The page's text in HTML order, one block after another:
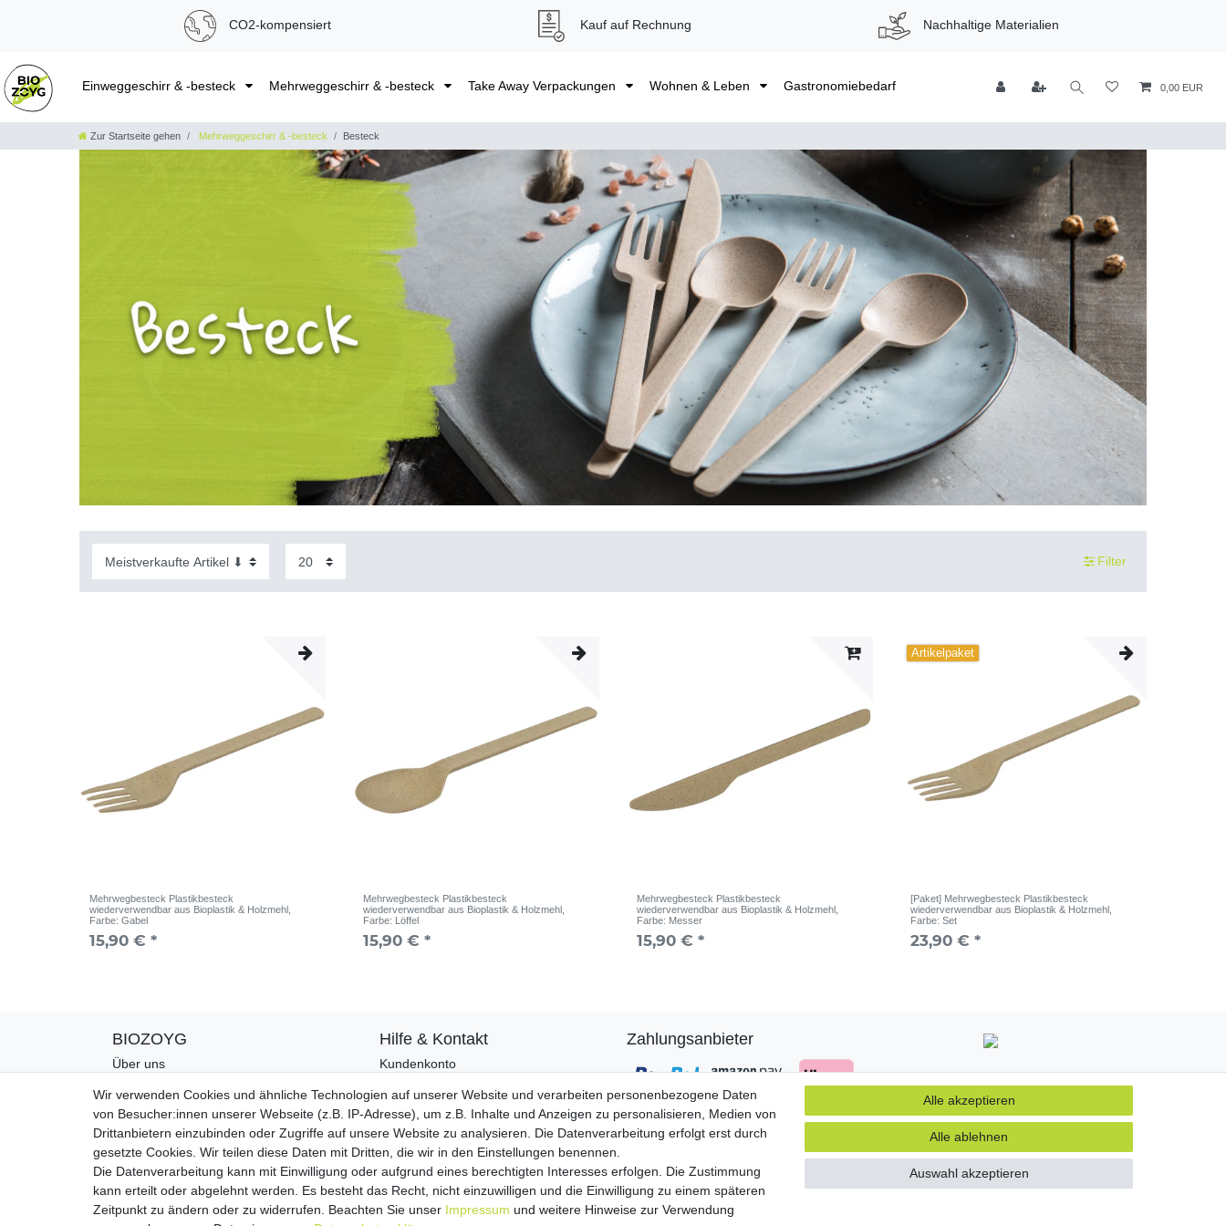
CO2-kompensiert Kauf auf Rechnung Nachhaltige Materialien
Einweggeschirr & -besteck Mehrweggeschirr & -besteck Take Away Verpackungen Wohnen & Leben Gastronomiebedarf 0,00 EUR
Zur Startseite gehen Mehrweggeschirr & -besteck Besteck
Filter
Mehrwegbesteck Plastikbesteck
wiederverwendbar aus Bioplastik & Holzmehl
Farbe: Gabel
15,90 € *
Mehrwegbesteck Plastikbesteck
wiederverwendbar aus Bioplastik & Holzmehl
Farbe: Löffel
15,90 € *
Mehrwegbesteck Plastikbesteck
wiederverwendbar aus Bioplastik & Holzmehl
Farbe: Messer
15,90 € *
Artikelpaket
[Paket] Mehrwegbesteck Plastikbesteck
wiederverwendbar aus Bioplastik & Holzmehl
Farbe: Set
23,90 € *
BIOZOYG
Über uns
Unsere Materialien
Palmblatt Produktion
Hilfe & Kontakt
Kundenkonto
Versand & Lieferung
Rücksendungen
Kontakt zu uns
Zahlungsanbieter
Versandpartner
Wir verwenden Cookies und ähnliche Technologien auf unserer Website und verarbeiten personenbezogene Daten
von Besucher:innen unserer Webseite (z.B. IP-Adresse), um z.B. Inhalte und Anzeigen zu personalisieren, Medien von
Drittanbietern einzubinden oder Zugriffe auf unsere Website zu analysieren. Die Datenverarbeitung erfolgt erst durch
gesetzte Cookies. Wir teilen diese Daten mit Dritten, die wir in den Einstellungen benennen.
Die Datenverarbeitung kann mit Einwilligung oder aufgrund eines berechtigten Interesses erfolgen. Die Zustimmung
kann erteilt oder abgelehnt werden. Es besteht das Recht, nicht einzuwilligen und die Einwilligung zu einem späteren
Zeitpunkt zu ändern oder zu widerrufen. Beachten Sie unser Impressum und weitere Hinweise zur Verwendung
Alle akzeptieren
Alle ablehnen
Auswahl akzeptieren